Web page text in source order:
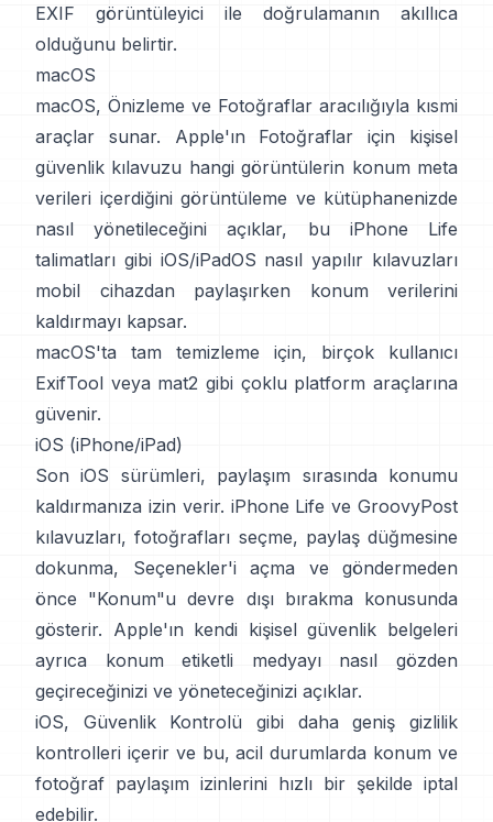
EXIF görüntüleyici ile doğrulamanın akıllıca
olduğunu belirtir.
macOS
macOS, Önizleme ve Fotoğraflar aracılığıyla kısmi
araçlar sunar. Apple'ın
Fotoğraflar için kişisel
güvenlik kılavuzu hangi görüntülerin konum meta
verileri içerdiğini görüntüleme ve kütüphanenizde
nasıl yönetileceğini açıklar,
bu iPhone Life
talimatları gibi iOS/iPadOS nasıl yapılır kılavuzları
mobil cihazdan paylaşırken konum verilerini
kaldırmayı kapsar.
macOS'ta tam temizleme için, birçok kullanıcı
ExifTool veya mat2 gibi çoklu platform araçlarına
güvenir.
iOS (iPhone/iPad)
Son iOS sürümleri, paylaşım sırasında konumu
kaldırmanıza izin verir. iPhone Life ve GroovyPost
kılavuzları, fotoğrafları seçme, paylaş düğmesine
dokunma, Seçenekler'i açma ve göndermeden
önce "Konum"u devre dışı bırakma konusunda
gösterir. Apple'ın kendi kişisel güvenlik belgeleri
ayrıca konum etiketli medyayı nasıl gözden
geçireceğinizi ve yöneteceğinizi açıklar.
iOS,
Güvenlik Kontrolü
gibi daha geniş gizlilik
kontrolleri içerir ve bu, acil durumlarda konum ve
fotoğraf paylaşım izinlerini hızlı bir şekilde iptal
edebilir.